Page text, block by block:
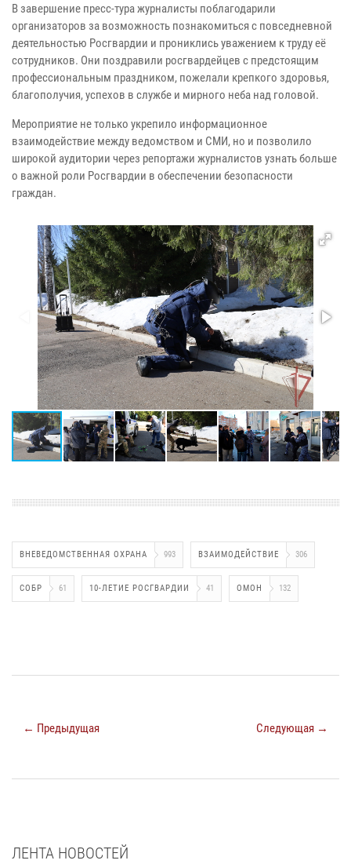
В завершение пресс‑тура журналисты поблагодарили
организаторов за возможность познакомиться с повседневной
деятельностью Росгвардии и прониклись уважением к труду её
сотрудников. Они поздравили росгвардейцев с предстоящим
профессиональным праздником, пожелали крепкого здоровья,
благополучия, успехов в службе и мирного неба над головой.
Мероприятие не только укрепило информационное
взаимодействие между ведомством и СМИ, но и позволило
широкой аудитории через репортажи журналистов узнать больше
о важной роли Росгвардии в обеспечении безопасности
граждан.
ВНЕВЕДОМСТВЕННАЯ ОХРАНА 993 ВЗАИМОДЕЙСТВИЕ 306
СОБР 61 10-ЛЕТИЕ РОСГВАРДИИ 41 ОМОН 132
← Предыдущая Следующая →
ЛЕНТА НОВОСТЕЙ